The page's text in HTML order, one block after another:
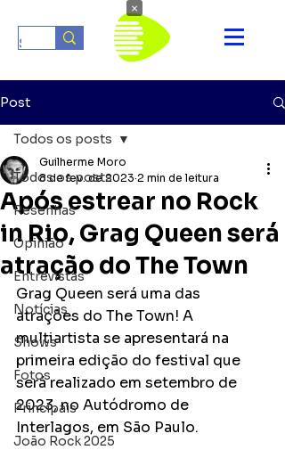
Post
Todos os posts
Resenhas
Opinião
Entrevistas
Notícias
Shows
Fotos
Principais
João Rock 2025
Todos os posts
Após estrear no Rock
in Rio, Grag Queen será
atração do The Town
Guilherme Moro
8 de fev. de 2023 2 min de leitura
Grag Queen será uma das
atrações do The Town! A
multiartista se apresentará na
primeira edição do festival que
será realizado em setembro de
2023, no Autódromo de
Interlagos, em São Paulo.
×